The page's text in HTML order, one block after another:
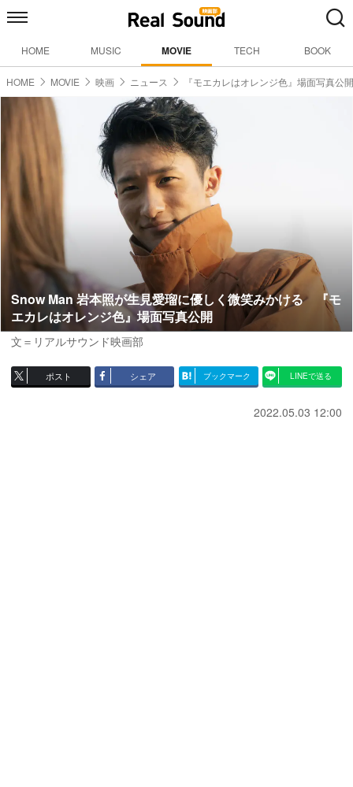
HOME MUSIC MOVIE TECH BOOK
HOME MOVIE 映画 ニュース 『モエカレはオレンジ色』場面写真公開
Snow Man 岩本照が生見愛瑠に優しく微笑みかける 『モ
エカレはオレンジ色』場面写真公開
文＝リアルサウンド映画部
ポスト シェア ブックマーク LINEで送る
2022.05.03 12:00